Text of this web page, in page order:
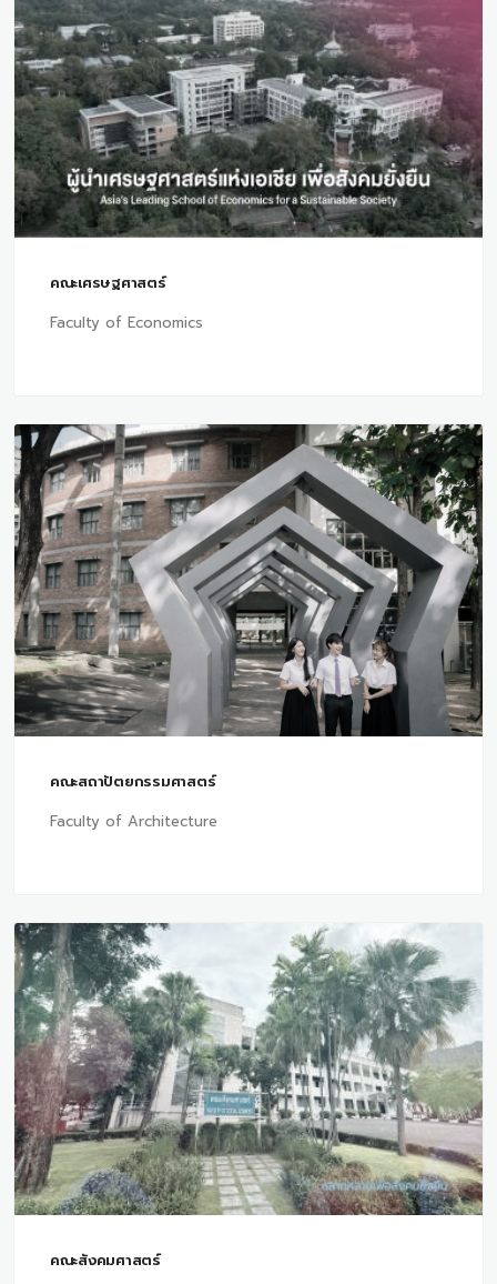
คณะเศรษฐศาสตร์
Faculty of Economics
คณะสถาปัตยกรรมศาสตร์
Faculty of Architecture
คณะสังคมศาสตร์